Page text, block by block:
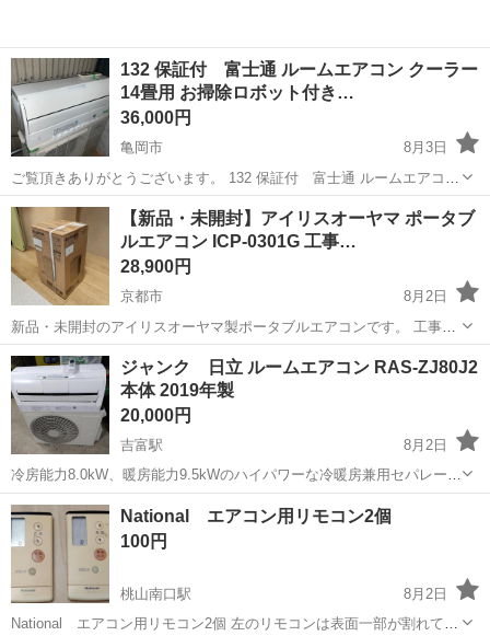
132 保証付 富士通 ルームエアコン クーラー
14畳用 お掃除ロボット付き…
36,000円
亀岡市
8月3日
ご覧頂きありがとうございます。 132 保証付 富士通 ルームエアコン
クーラー 14畳用 AS-403C2E1 ★京都・大阪・滋賀・奈良・兵庫★ ◎
動作確認済です。 内容・付属品 室内機×1台・室外機...
京都 亀岡市 季節、空調家電 クーラー
【新品・未開封】アイリスオーヤマ ポータブ
ルエアコン ICP-0301G 工事…
28,900円
京都市
8月2日
新品・未開封のアイリスオーヤマ製ポータブルエアコンです。 工事不
要で設置できるため、賃貸住宅やエアコンが設置できない部屋、ガレ
ージや作業場などにいかがでしょうか。 現在ネットでは新品の在庫は
無いようです。 ht...
京都 京都市 季節、空調家電
ジャンク 日立 ルームエアコン RAS-ZJ80J2
本体 2019年製
20,000円
吉富駅
8月2日
冷房能力8.0kW、暖房能力9.5kWのハイパワーな冷暖房兼用セパレート
形エアコン本体です。 - メーカー: 日立 - 室内機型名: RAS-ZJ80J2 - 室
外機型名: RAC-ZJ80J2 - 製造年: 2019年 ...
京都 南丹市 季節、空調家電
National エアコン用リモコン2個
100円
桃山南口駅
8月2日
National エアコン用リモコン2個 左のリモコンは表面一部が割れてお